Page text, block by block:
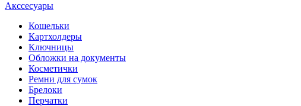
Акссесуары
Кошельки
Картхолдеры
Ключницы
Обложки на документы
Косметички
Ремни для сумок
Брелоки
Перчатки